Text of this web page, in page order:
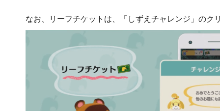
なお、リーフチケットは、「しずえチャレンジ」のク